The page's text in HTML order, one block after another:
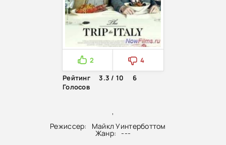
,
Режиссер:
Майкл Уинтерботтом
Жанр: ---
2
4
Рейтинг
3.3 / 10
6
Голосов